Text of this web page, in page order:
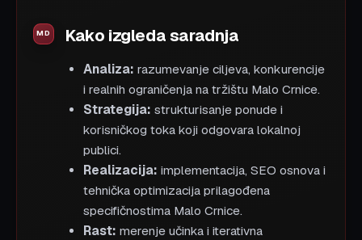
Kako izgleda saradnja
Analiza: razumevanje ciljeva, konkurencije
i realnih ograničenja na tržištu Malo Crnice.
Strategija: strukturisanje ponude i
korisničkog toka koji odgovara lokalnoj
publici.
Realizacija: implementacija, SEO osnova i
tehnička optimizacija prilagođena
specifičnostima Malo Crnice.
Rast: merenje učinka i iterativna